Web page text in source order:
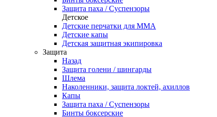
Защита паха / Суспензоры
Детское
Детские перчатки для ММА
Детские капы
Детская защитная экипировка
Защита
Назад
Защита голени / шингарды
Шлема
Наколенники, защита локтей, ахиллов
Капы
Защита паха / Суспензоры
Бинты боксерские